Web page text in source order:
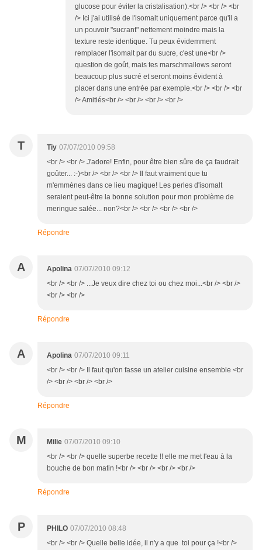
glucose pour éviter la cristalisation).<br /> <br /> <br
/> Ici j'ai utilisé de l'isomalt uniquement parce qu'il a
un pouvoir "sucrant" nettement moindre mais la
texture reste identique. Tu peux évidemment
remplacer l'isomalt par du sucre, c'est une<br />
question de goût, mais tes marschmallows seront
beaucoup plus sucré et seront moins évident à
placer dans une entrée par exemple.<br /> <br /> <br
/> Amitiés<br /> <br /> <br /> <br />
T Tiy 07/07/2010 09:58
<br /> <br /> J'adore! Enfin, pour être bien sûre de ça faudrait
goûter... :-)<br /> <br /> <br /> Il faut vraiment que tu
m'emmènes dans ce lieu magique! Les perles d'isomalt
seraient peut-être la bonne solution pour mon problème de
meringue salée... non?<br /> <br /> <br /> <br />
Répondre
A Apolina 07/07/2010 09:12
<br /> <br /> ...Je veux dire chez toi ou chez moi...<br /> <br />
<br /> <br />
Répondre
A Apolina 07/07/2010 09:11
<br /> <br /> Il faut qu'on fasse un atelier cuisine ensemble <br
/> <br /> <br /> <br />
Répondre
M Milie 07/07/2010 09:10
<br /> <br /> quelle superbe recette !! elle me met l'eau à la
bouche de bon matin !<br /> <br /> <br /> <br />
Répondre
P PHILO 07/07/2010 08:48
<br /> <br /> Quelle belle idée, il n'y a que toi pour ça !<br />